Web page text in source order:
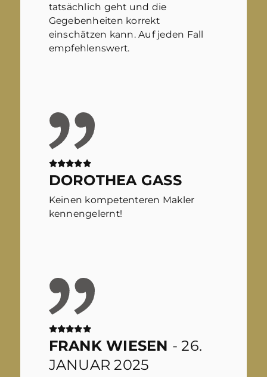
tatsächlich geht und die
Gegebenheiten korrekt
einschätzen kann. Auf jeden Fall
empfehlenswert.
DOROTHEA GASS
Keinen kompetenteren Makler
kennengelernt!
FRANK WIESEN - 26.
JANUAR 2025